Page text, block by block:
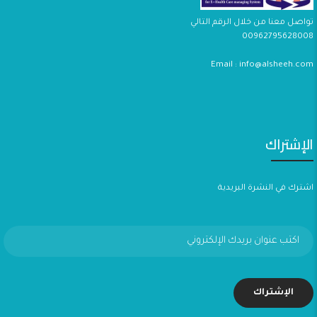
تواصل معنا من خلال الرقم التالي
00962795628008
Email : info@alsheeh.com
الإشتراك
اشترك في النشرة البريدية